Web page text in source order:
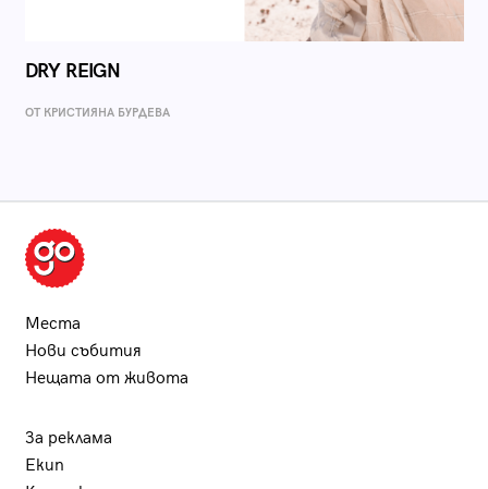
DRY REIGN
ОТ КРИСТИЯНА БУРДЕВА
Места
Нови събития
Нещата от живота
За реклама
Екип